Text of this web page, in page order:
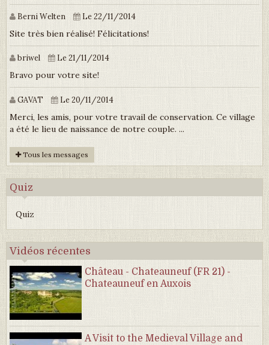
Berni Welten Le 22/11/2014
Site très bien réalisé! Félicitations!
briwel Le 21/11/2014
Bravo pour votre site!
GAVAT Le 20/11/2014
Merci, les amis, pour votre travail de conservation. Ce village
a été le lieu de naissance de notre couple. ...
Tous les messages
Quiz
Quiz
Vidéos récentes
Château - Chateauneuf (FR 21) -
Chateauneuf en Auxois
A Visit to the Medieval Village and